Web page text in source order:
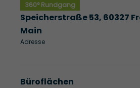
360° Rundgang
Speicherstraße 53, 60327
Main
Adresse
Büroflächen